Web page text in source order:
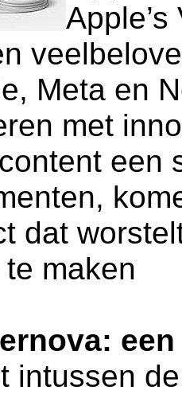
Meta en
met
een
dat
maken
intussen